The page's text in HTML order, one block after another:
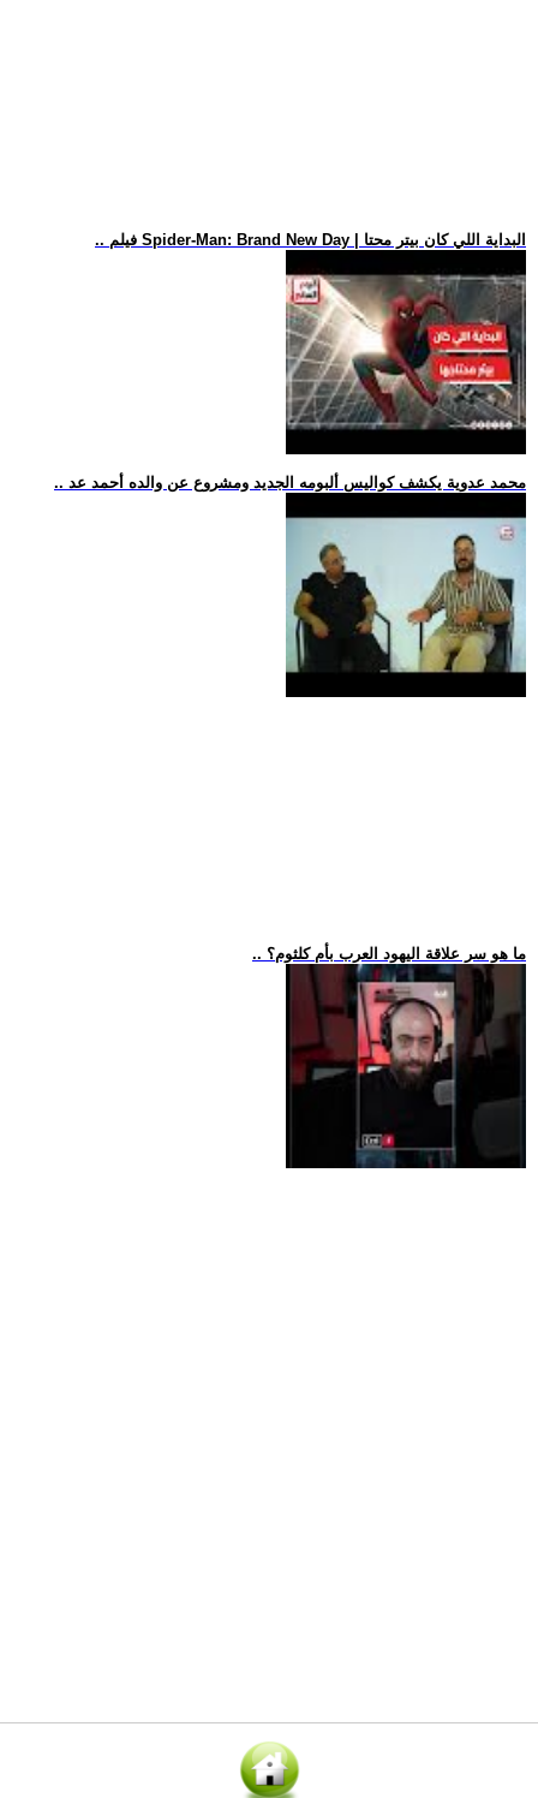
.. فيلم Spider-Man: Brand New Day | البداية اللي كان بيتر محتا
.. محمد عدوية يكشف كواليس ألبومه الجديد ومشروع عن والده أحمد عد
.. ما هو سر علاقة اليهود العرب بأم كلثوم؟